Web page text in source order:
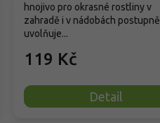
119 Kč
Detail
hnojivo pro okrasné rostliny v
zahradě i v nádobách postupně
uvolňuje...